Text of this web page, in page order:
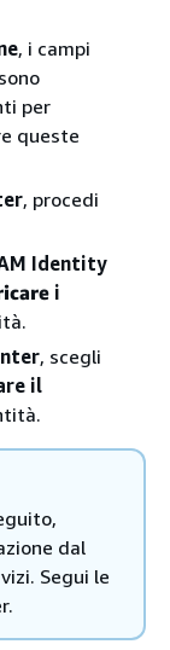
, i campi
sono
per
queste
, procedi
Identity
i
, scegli
il
dal
Segui le